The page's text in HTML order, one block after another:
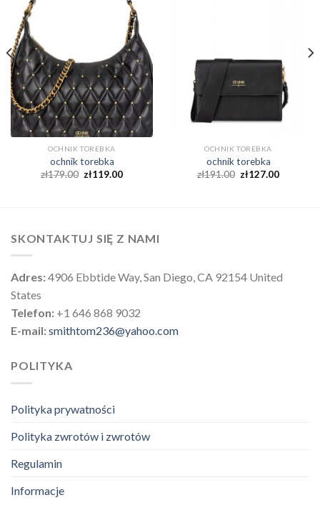
OCHNIK TOREBKA
ochnik torebka
zł179.00 zł119.00
OCHNIK TOREBKA
ochnik torebka
zł191.00 zł127.00
SKONTAKTUJ SIĘ Z NAMI
Adres:4906 Ebbtide Way, San Diego, CA 92154 United
States
Telefon: +1 646 868 9032
E-mail:smithtom236@yahoo.com
POLITYKA
Polityka prywatności
Polityka zwrotów i zwrotów
Regulamin
Informacje